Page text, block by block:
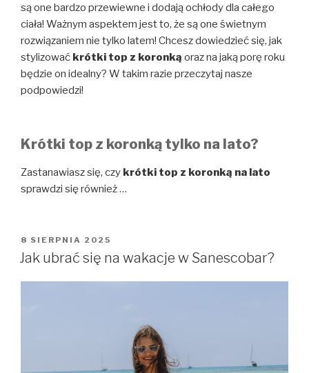
są one bardzo przewiewne i dodają ochłody dla całego
ciała! Ważnym aspektem jest to, że są one świetnym
rozwiązaniem nie tylko latem! Chcesz dowiedzieć się, jak
stylizować krótki top z koronką oraz na jaką porę roku
będzie on idealny? W takim razie przeczytaj nasze
podpowiedzi!
Krótki top z koronką tylko na lato?
Zastanawiasz się, czy krótki top z koronką na lato
sprawdzi się również…
OPUBLIKOWANE
W
8 SIERPNIA 2025
Jak ubrać się na wakacje w Sanescobar?